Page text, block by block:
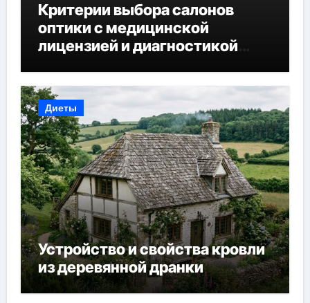
Критерии выбора салонов
оптики с медицинской
лицензией и диагностикой
Диеты
Устройство и свойства кровли
из деревянной дранки